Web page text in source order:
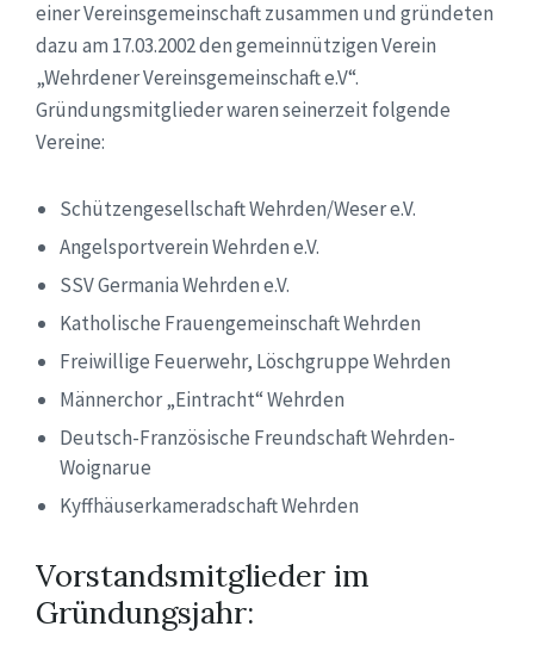
einer Vereinsgemeinschaft zusammen und gründeten
dazu am 17.03.2002 den gemeinnützigen Verein
„Wehrdener Vereinsgemeinschaft e.V“.
Gründungsmitglieder waren seinerzeit folgende
Vereine:
Schützengesellschaft Wehrden/Weser e.V.
Angelsportverein Wehrden e.V.
SSV Germania Wehrden e.V.
Katholische Frauengemeinschaft Wehrden
Freiwillige Feuerwehr, Löschgruppe Wehrden
Männerchor „Eintracht“ Wehrden
Deutsch-Französische Freundschaft Wehrden-
Woignarue
Kyffhäuserkameradschaft Wehrden
Vorstandsmitglieder im
Gründungsjahr: